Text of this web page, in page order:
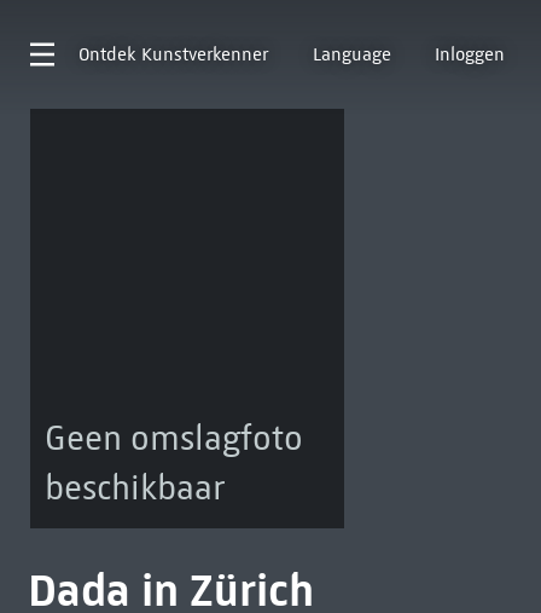
Ontdek Kunstverkenner Language Inloggen
Geen omslagfoto
beschikbaar
Dada in Zürich